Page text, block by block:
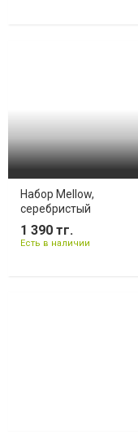
Набор Mellow,
серебристый
1 390 тг.
Есть в наличии